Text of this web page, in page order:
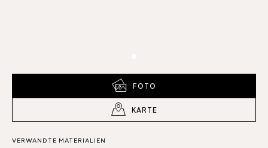
FOTO
KARTE
VERWANDTE MATERIALIEN